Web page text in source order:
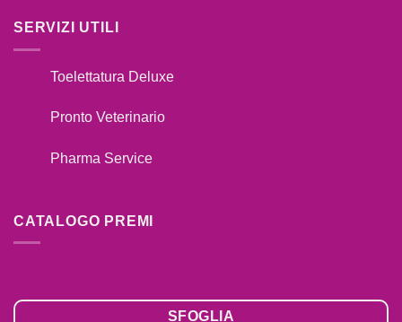
SERVIZI UTILI
Toelettatura Deluxe
Pronto Veterinario
Pharma Service
CATALOGO PREMI
SFOGLIA